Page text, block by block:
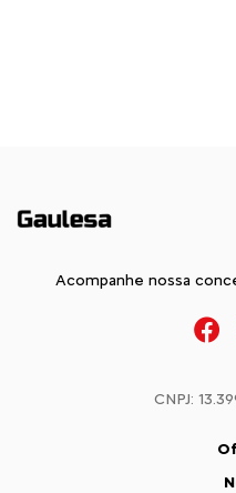
Acompanhe nossa
CNPJ: